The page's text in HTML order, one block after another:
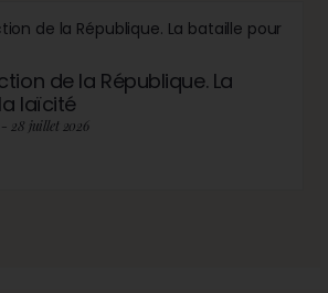
de la République. La
laïcité
par lectures.suzannees - 28 juillet 2026